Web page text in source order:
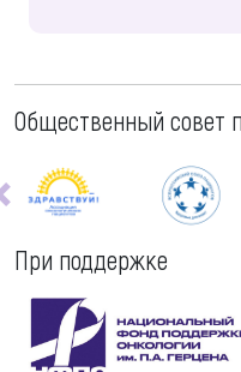
Общественный совет
При поддержке